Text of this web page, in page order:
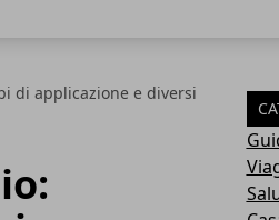
di applicazione e diversi